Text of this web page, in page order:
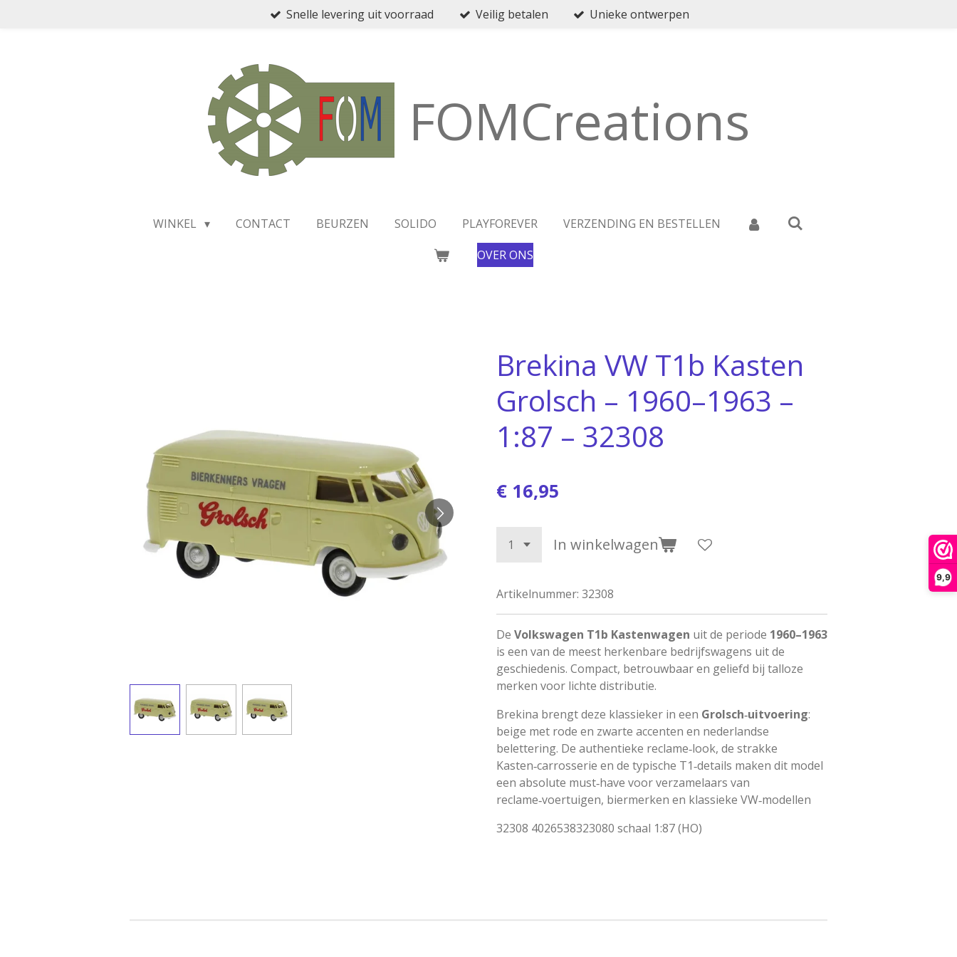
9,9
Snelle levering uit voorraad Veilig betalen Unieke ontwerpen
FOMCreations
WINKEL CONTACT BEURZEN SOLIDO PLAYFOREVER
VERZENDING EN BESTELLEN
OVER ONS
Brekina VW T1b Kasten
Grolsch – 1960–1963 –
1:87 – 32308
€ 16,95
In winkelwagen
Artikelnummer: 32308
De Volkswagen T1b Kastenwagen uit de periode 1960–1963
is een van de meest herkenbare bedrijfswagens uit de
geschiedenis. Compact, betrouwbaar en geliefd bij talloze
merken voor lichte distributie.
Brekina brengt deze klassieker in een Grolsch‑uitvoering:
beige met rode en zwarte accenten en nederlandse
belettering. De authentieke reclame‑look, de strakke
Kasten‑carrosserie en de typische T1‑details maken dit model
een absolute must‑have voor verzamelaars van
reclame‑voertuigen, biermerken en klassieke VW‑modellen
32308 4026538323080 schaal 1:87 (HO)